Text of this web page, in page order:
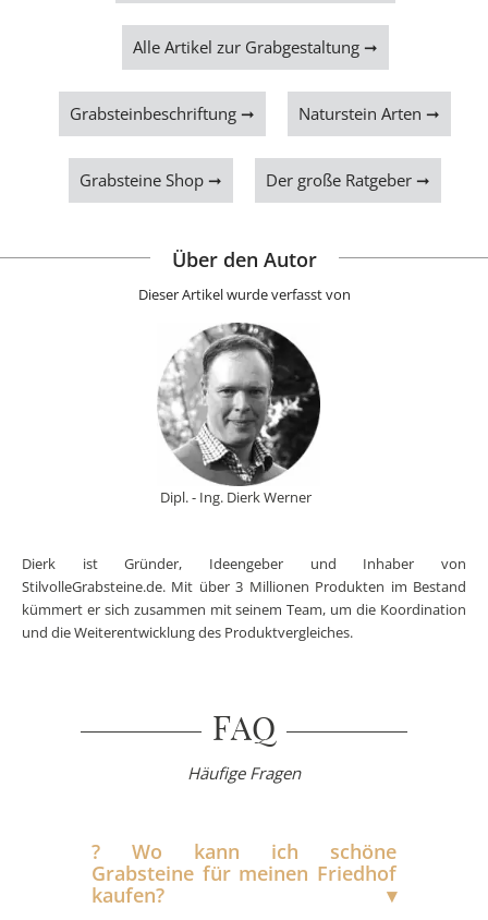
Alle Artikel zur Grabgestaltung ➞
Grabsteinbeschriftung ➞ Naturstein Arten ➞
Grabsteine Shop ➞ Der große Ratgeber ➞
Über den Autor
Dieser Artikel wurde verfasst von
Dipl. - Ing. Dierk Werner
Dierk ist Gründer, Ideengeber und Inhaber von
StilvolleGrabsteine.de. Mit über 3 Millionen Produkten im Bestand
kümmert er sich zusammen mit seinem Team, um die Koordination
und die Weiterentwicklung des Produktvergleiches.
FAQ
Häufige Fragen
?️ Wo kann ich schöne
Grabsteine für meinen Friedhof
kaufen?